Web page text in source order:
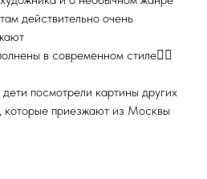
действительно очень
в современном стиле👍🏻
посмотрели картины других
которые приезжают из Москвы